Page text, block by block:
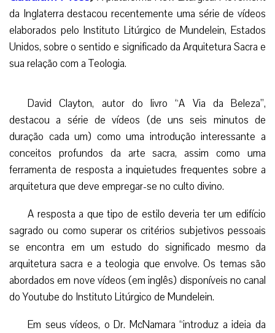
da Inglaterra destacou recentemente uma série de vídeos
elaborados pelo Instituto Litúrgico de Mundelein, Estados
Unidos, sobre o sentido e significado da Arquitetura Sacra e
sua relação com a Teologia.
David Clayton, autor do livro “A Via da Beleza”,
destacou a série de vídeos (de uns seis minutos de
duração cada um) como uma introdução interessante a
conceitos profundos da arte sacra, assim como uma
ferramenta de resposta a inquietudes frequentes sobre a
arquitetura que deve empregar-se no culto divino.
A resposta a que tipo de estilo deveria ter um edifício
sagrado ou como superar os critérios subjetivos pessoais
se encontra em um estudo do significado mesmo da
arquitetura sacra e a teologia que envolve. Os temas são
abordados em nove vídeos (em inglês) disponíveis no canal
do Youtube do Instituto Litúrgico de Mundelein.
Em seus vídeos, o Dr. McNamara “introduz a ideia da